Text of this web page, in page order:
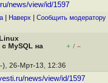
news/view/id/1597
| Наверх Cообщить модератору
MySQL на
+ / –
), 26-Мрт-13, 12:36
news/view/id/1597